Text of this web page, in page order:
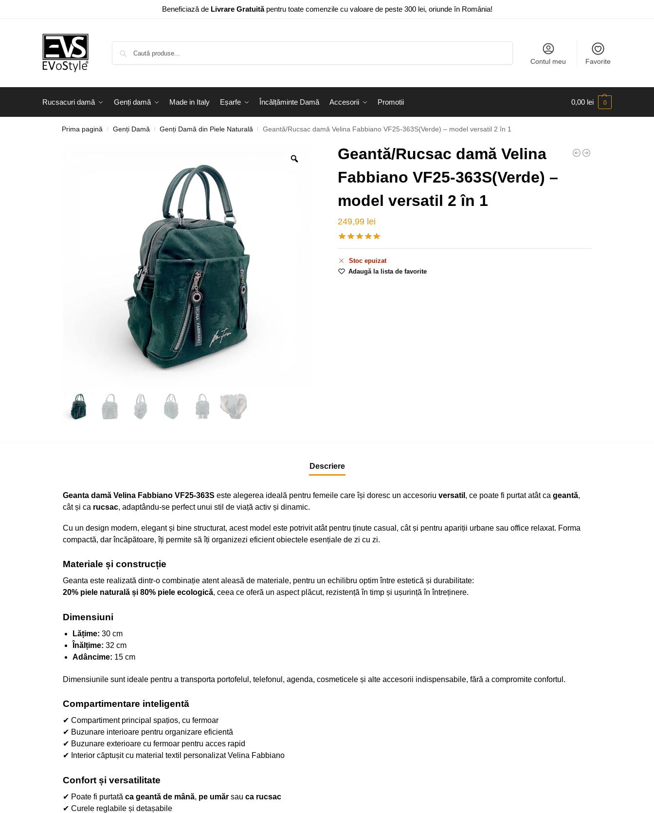
Beneficiază de Livrare Gratuităpentru toate comenzile cu valoare de peste 300 lei, oriunde în România!
Contul meu Favorite
Rucsacuri damă Genți damă Made in Italy Eșarfe Încălțăminte Damă Accesorii Promotii 0,00 lei 0
Prima pagină / Genți Damă / Genți Damă din Piele Naturală / Geantă/Rucsac damă Velina Fabbiano VF25-363S(Verde) – model versatil 2 în 1
Geantă/Rucsac damă Velina
Fabbiano VF25-363S(Verde) –
model versatil 2 în 1
249,99 lei
Stoc epuizat
Adaugă la lista de favorite
Descriere
Geanta damă Velina Fabbiano VF25-363S este alegerea ideală pentru femeile care își doresc un accesoriu versatil , ce poate fi purtat atât ca geantă,
cât și ca rucsac, adaptându-se perfect unui stil de viață activ și dinamic.
Cu un design modern, elegant și bine structurat, acest model este potrivit atât pentru ținute casual, cât și pentru apariții urbane sau office relaxat. Forma
compactă, dar încăpătoare, îți permite să îți organizezi eficient obiectele esențiale de zi cu zi.
Materiale și construcție
Geanta este realizată dintr-o combinație atent aleasă de materiale, pentru un echilibru optim între estetică și durabilitate:
20% piele naturală și 80% piele ecologică, ceea ce oferă un aspect plăcut, rezistență în timp și ușurință în întreținere.
Dimensiuni
Lățime: 30 cm
Înălțime: 32 cm
Adâncime: 15 cm
Dimensiunile sunt ideale pentru a transporta portofelul, telefonul, agenda, cosmeticele și alte accesorii indispensabile, fără a compromite confortul.
Compartimentare inteligentă
✔ Compartiment principal spațios, cu fermoar
✔ Buzunare interioare pentru organizare eficientă
✔ Buzunare exterioare cu fermoar pentru acces rapid
✔ Interior căptușit cu material textil personalizat Velina Fabbiano
Confort și versatilitate
✔ Poate fi purtată ca geantă de mână, pe umărsau ca rucsac
✔ Curele reglabile și detașabile